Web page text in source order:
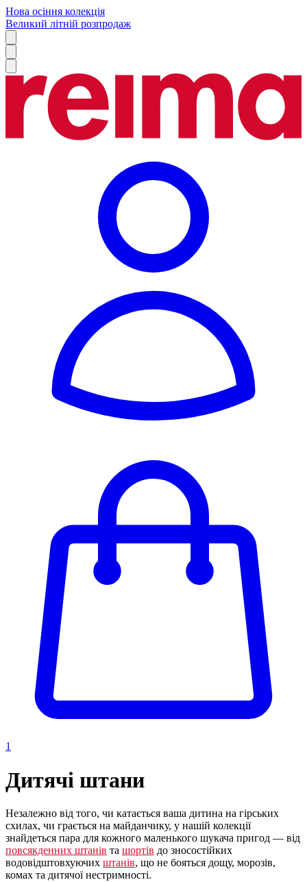
Нова осіння колекція
Великий літній розпродаж
1
Дитячі штани
Незалежно від того, чи катається ваша дитина на гірських
схилах, чи грається на майданчику, у нашій колекції
знайдеться пара для кожного маленького шукача пригод — від
повсякденних штанів та шортів до зносостійких
водовідштовхуючих штанів, що не бояться дощу, морозів,
комах та дитячої нестримності.